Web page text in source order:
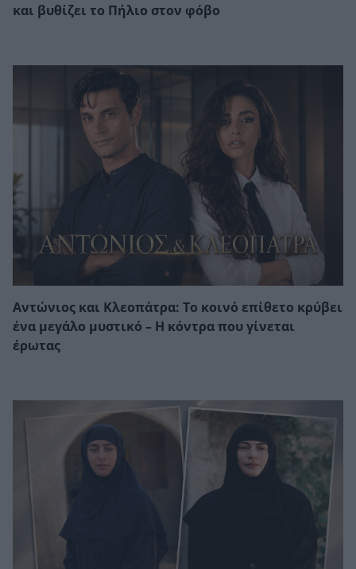
και βυθίζει το Πήλιο στον φόβο
Αντώνιος και Κλεοπάτρα: Το κοινό επίθετο κρύβει
ένα μεγάλο μυστικό – Η κόντρα που γίνεται
έρωτας